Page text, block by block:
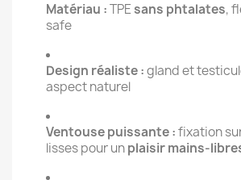
Matériau :TPEsans phtalates,
safe
Design réaliste :gland et
aspect naturel
Ventouse puissante :fixation
lisses pour unplaisir mains-